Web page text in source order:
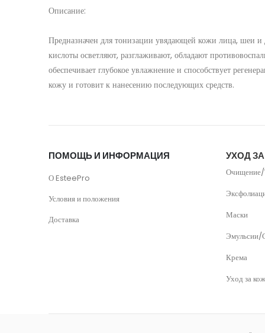
Описание:
Предназначен для тонизации увядающей кожи лица, шеи
кислоты осветляют, разглаживают, обладают
обеспечивает глубокое увлажнение и способствует
кожу и готовит к нанесению последующих средств.
ПОМОЩЬ И ИНФОРМАЦИЯ
О EsteePro
Условия и положения
Доставка
УХОД
Очищение/
Маски
Крема
Уход за